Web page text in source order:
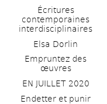
Écritures
contemporaines
interdisciplinaires
Elsa Dorlin
Empruntez des
œuvres
EN JUILLET 2020
Endetter et punir